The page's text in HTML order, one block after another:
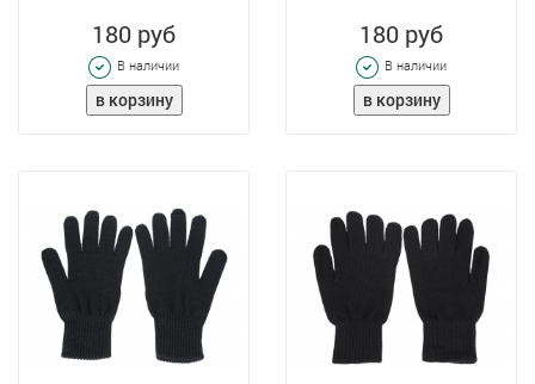
180 руб
В наличии
180 руб
В наличии